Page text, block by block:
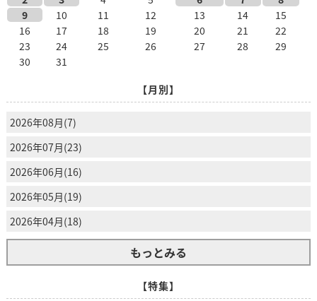
9
10 11 12 13 14
15
16
17 18 19 20 21
22
23
24 25 26 27 28
29
30
31
【月別】
2026年08月(7)
2026年07月(23)
2026年06月(16)
2026年05月(19)
2026年04月(18)
もっとみる
【特集】